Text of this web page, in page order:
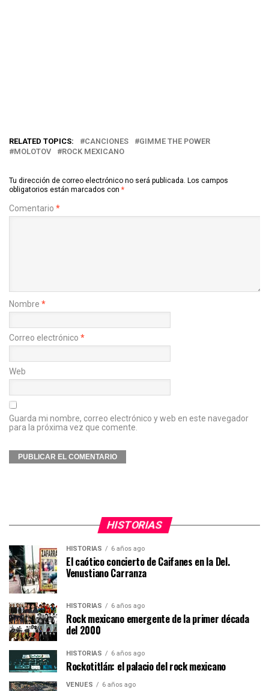
RELATED TOPICS: CANCIONES
GIMME THE POWER
MOLOTOV
ROCK MEXICANO
Tu dirección de correo electrónico no será publicada. Los campos
obligatorios están marcados con *
Comentario *
Nombre *
Correo electrónico *
Web
Guarda mi nombre, correo electrónico y web en este navegador
para la próxima vez que comente.
HISTORIAS
HISTORIAS 6 años ago
El caótico concierto de Caifanes en la Del.
Venustiano Carranza
HISTORIAS 6 años ago
Rock mexicano emergente de la primer década
del 2000
HISTORIAS 6 años ago
Rockotitlán: el palacio del rock mexicano
VENUES 6 años ago